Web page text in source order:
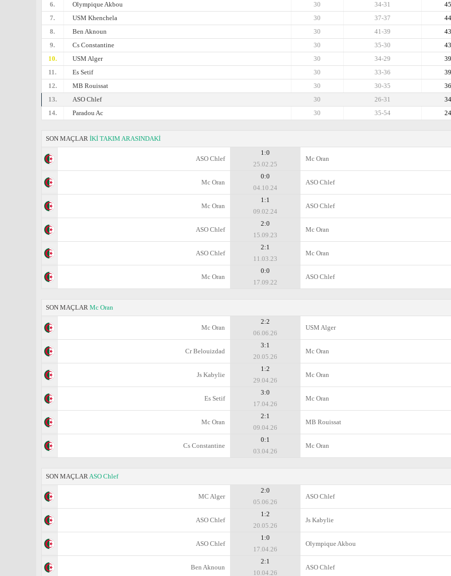
6.
Olympique Akbou 45
34-31
30
7.
USM Khenchela 44
37-37
30
8.
Ben Aknoun 43
41-39
30
9.
Cs Constantine 43
35-30
30
10.
USM Alger 39
34-29
30
11.
Es Setif 39
33-36
30
12.
MB Rouissat 36
30-35
30
13.
ASO Chlef 34
26-31
30
14.
Paradou Ac 24
35-54
30
SON MAÇLAR İKİ TAKIM ARASINDAKİ
ASO Chlef
1:0
25.02.25
Mc Oran
Mc Oran
0:0
04.10.24
ASO Chlef
Mc Oran
1:1
09.02.24
ASO Chlef
ASO Chlef
2:0
15.09.23
Mc Oran
ASO Chlef
2:1
11.03.23
Mc Oran
Mc Oran
0:0
17.09.22
ASO Chlef
SON MAÇLAR Mc Oran
Mc Oran
2:2
06.06.26
USM Alger
Cr Belouizdad
3:1
20.05.26
Mc Oran
Js Kabylie
1:2
29.04.26
Mc Oran
Es Setif
3:0
17.04.26
Mc Oran
Mc Oran
2:1
09.04.26
MB Rouissat
Cs Constantine
0:1
03.04.26
Mc Oran
SON MAÇLARASO Chlef
MC Alger
2:0
05.06.26
ASO Chlef
ASO Chlef
1:2
20.05.26
Js Kabylie
ASO Chlef
1:0
17.04.26
Olympique Akbou
Ben Aknoun
2:1
10.04.26
ASO Chlef